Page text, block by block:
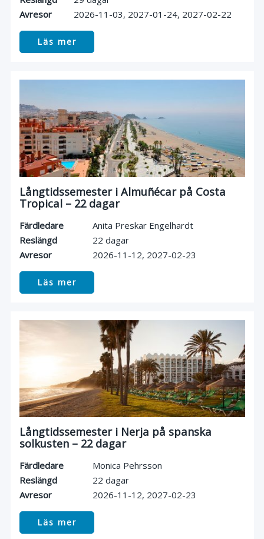
Avresor
2026-11-03 2027-01-24 2027-02-22
Läs mer
Långtidssemester i Almuñécar på Costa
Tropical – 22 dagar
Färdledare
Anita Preskar Engelhardt
Reslängd
22 dagar
Avresor
2026-11-12 2027-02-23
Läs mer
Långtidssemester i Nerja på spanska
solkusten – 22 dagar
Färdledare
Monica Pehrsson
Reslängd
22 dagar
Avresor
2026-11-12 2027-02-23
Läs mer